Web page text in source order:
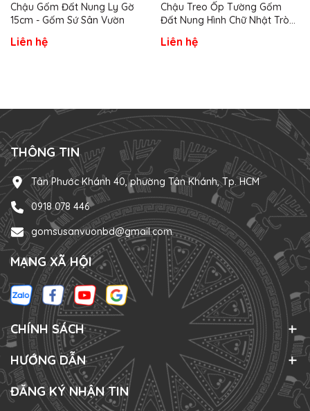
Chậu Gốm Đất Nung Ly Gờ
15cm - Gốm Sứ Sân Vườn
Liên hệ
Chậu Treo Ốp Tường Gốm
Đất Nung Hình Chữ Nhật Tròn
Liên hệ
THÔNG TIN
Tân Phước Khánh 40, phường Tân Khánh, Tp. HCM
0918 078 446
gomsusanvuonbd@gmail.com
MẠNG XÃ HỘI
CHÍNH SÁCH
HƯỚNG DẪN
ĐĂNG KÝ NHẬN TIN